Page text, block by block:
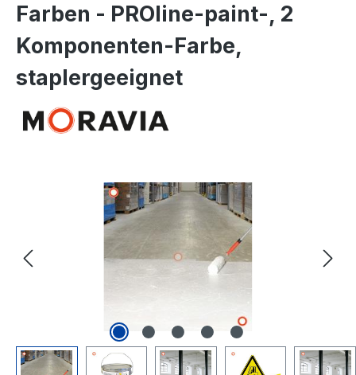
Farben - PROline-paint-, 2
Komponenten-Farbe,
staplergeeignet